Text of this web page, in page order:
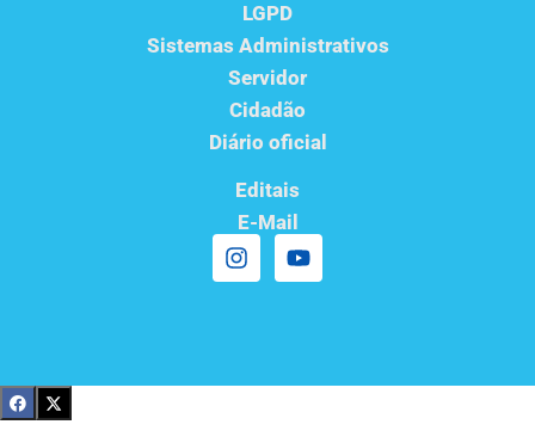
LGPD
Sistemas Administrativos
Servidor
Cidadão
Diário oficial
Editais
E-Mail